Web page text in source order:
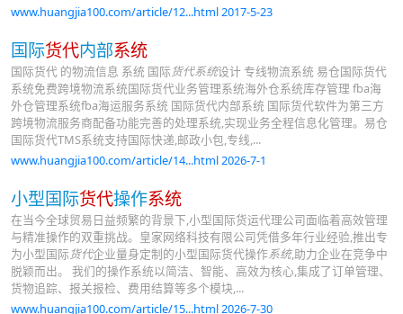
www.huangjia100.com/article/12...html 2017-5-23
国际货代内部系统
国际货代 的物流信息 系统 国际 货代系统设计 专线物流系统 易仓国际货代
系统免费跨境物流系统国际货代业务管理系统海外仓系统库存管理 fba海
外仓管理系统fba海运服务系统 国际货代内部系统 国际货代软件为第三方
跨境物流服务商配备功能完善的处理系统,实现业务全程信息化管理。易仓
国际货代TMS系统支持国际快递,邮政小包,专线,...
www.huangjia100.com/article/14...html 2026-7-1
小型国际货代操作系统
在当今全球贸易日益频繁的背景下,小型国际货运代理公司面临着高效管理
与精准操作的双重挑战。皇家网络科技有限公司凭借多年行业经验,推出专
为小型国际 货代企业量身定制的小型国际货代操作系统,助力企业在竞争中
脱颖而出。 我们的操作系统以简洁、智能、高效为核心,集成了订单管理、
货物追踪、报关报检、费用结算等多个模块,...
www.huangjia100.com/article/15...html 2026-7-30